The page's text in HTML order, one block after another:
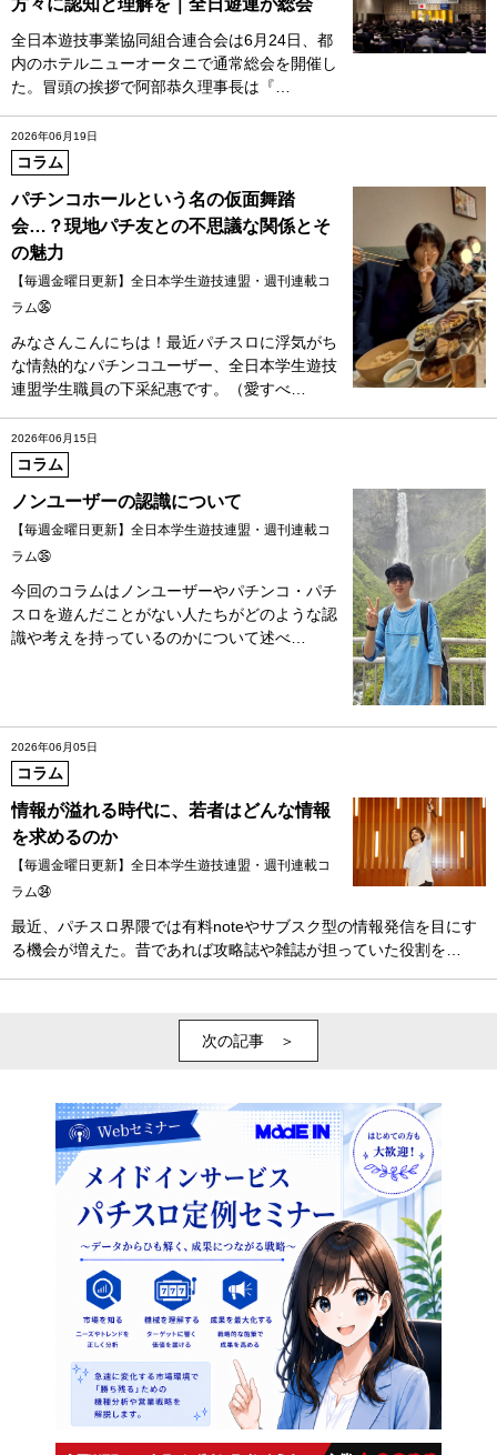
方々に認知と理解を｜全日遊連が総会
全日本遊技事業協同組合連合会は6月24日、都
内のホテルニューオータニで通常総会を開催し
た。冒頭の挨拶で阿部恭久理事長は『…
2026年06月19日
コラム
パチンコホールという名の仮面舞踏
会…？現地パチ友との不思議な関係とそ
の魅力
【毎週金曜日更新】全日本学生遊技連盟・週刊連載コ
ラム㊱
みなさんこんにちは！最近パチスロに浮気がち
な情熱的なパチンコユーザー、全日本学生遊技
連盟学生職員の下采紀惠です。（愛すべ…
2026年06月15日
コラム
ノンユーザーの認識について
【毎週金曜日更新】全日本学生遊技連盟・週刊連載コ
ラム㉟
今回のコラムはノンユーザーやパチンコ・パチ
スロを遊んだことがない人たちがどのような認
識や考えを持っているのかについて述べ…
2026年06月05日
コラム
情報が溢れる時代に、若者はどんな情報
を求めるのか
【毎週金曜日更新】全日本学生遊技連盟・週刊連載コ
ラム㉞
最近、パチスロ界隈では有料noteやサブスク型の情報発信を目にす
る機会が増えた。昔であれば攻略誌や雑誌が担っていた役割を…
次の記事 ＞